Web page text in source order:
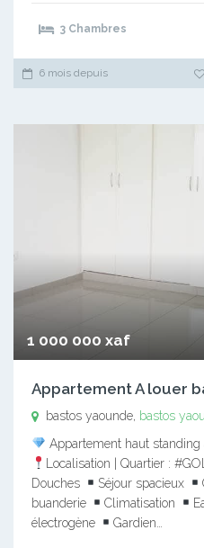
3 Chambres
6 mois depuis
1 000 000 xaf
Appartement A louer
bastos yaounde, bastos
Appartement haut
Localisation | Quartier :
Douches
Séjour spacieux
buanderie
Climatisation
électrogène
Gardien…